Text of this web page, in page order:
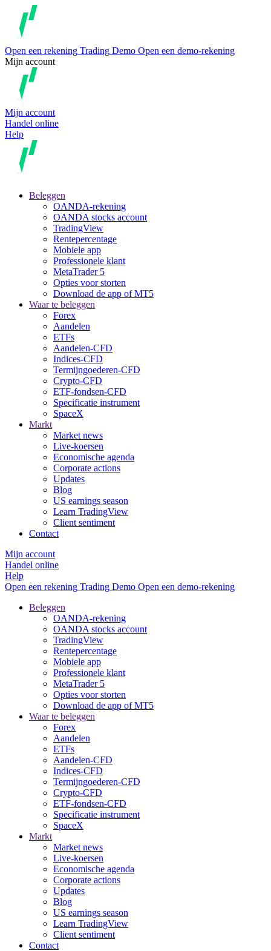
Open een rekening Trading Demo Open een demo-rekening
Mijn account
Mijn account
Handel online
Help
Beleggen
OANDA-rekening
OANDA stocks account
TradingView
Rentepercentage
Mobiele app
Professionele klant
MetaTrader 5
Opties voor storten
Download de app of MT5
Waar te beleggen
Forex
Aandelen
ETFs
Aandelen-CFD
Indices-CFD
Termijngoederen-CFD
Crypto-CFD
ETF-fondsen-CFD
Specificatie instrument
SpaceX
Markt
Market news
Live-koersen
Economische agenda
Corporate actions
Updates
Blog
US earnings season
Learn TradingView
Client sentiment
Contact
Mijn account
Handel online
Help
Open een rekening Trading Demo Open een demo-rekening
Beleggen
OANDA-rekening
OANDA stocks account
TradingView
Rentepercentage
Mobiele app
Professionele klant
MetaTrader 5
Opties voor storten
Download de app of MT5
Waar te beleggen
Forex
Aandelen
ETFs
Aandelen-CFD
Indices-CFD
Termijngoederen-CFD
Crypto-CFD
ETF-fondsen-CFD
Specificatie instrument
SpaceX
Markt
Market news
Live-koersen
Economische agenda
Corporate actions
Updates
Blog
US earnings season
Learn TradingView
Client sentiment
Contact